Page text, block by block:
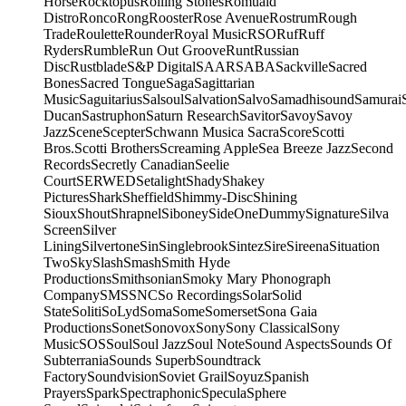
DistroRoncoRongRoosterRose AvenueRostrumRough
TradeRouletteRounderRoyal MusicRSORufRuff
RydersRumbleRun Out GrooveRuntRussian
DiscRustbladeS&P DigitalSAARSABASackvilleSacred
BonesSacred TongueSagaSagittarian
MusicSaguitariusSalsoulSalvationSalvoSamadhisoundSamurai
DucanSastruphonSaturn ResearchSavitorSavoySavoy
JazzSceneScepterSchwann Musica SacraScoreScotti
Bros.Scotti BrothersScreaming AppleSea Breeze JazzSecond
RecordsSecretly CanadianSeelie
CourtSERWEDSetalightShadyShakey
PicturesSharkSheffieldShimmy-DiscShining
SiouxShoutShrapnelSiboneySideOneDummySignatureSilva
ScreenSilver
LiningSilvertoneSinSinglebrookSintezSireSireenaSituation
TwoSkySlashSmashSmith Hyde
ProductionsSmithsonianSmoky Mary Phonograph
CompanySMSSNCSo RecordingsSolarSolid
StateSolitiSoLydSomaSomeSomersetSona Gaia
ProductionsSonetSonovoxSonySony ClassicalSony
MusicSOSSoulSoul JazzSoul NoteSound AspectsSounds Of
SubterraniaSounds SuperbSoundtrack
FactorySoundvisionSoviet GrailSoyuzSpanish
PrayersSparkSpectraphonicSpeculaSphere